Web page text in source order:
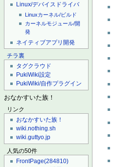
Linux/デバイスドライバ
Linuxカーネル/ビルド
カーネルモジュール/開
発
ネイティブアプリ開発
チラ裏
タグクラウド
PukiWiki設定
PukiWiki/自作プラグイン
おなかすいた族！
リンク
おなかすいた族！
wiki.nothing.sh
wiki.guttyo.jp
人気の50件
FrontPage(284810)